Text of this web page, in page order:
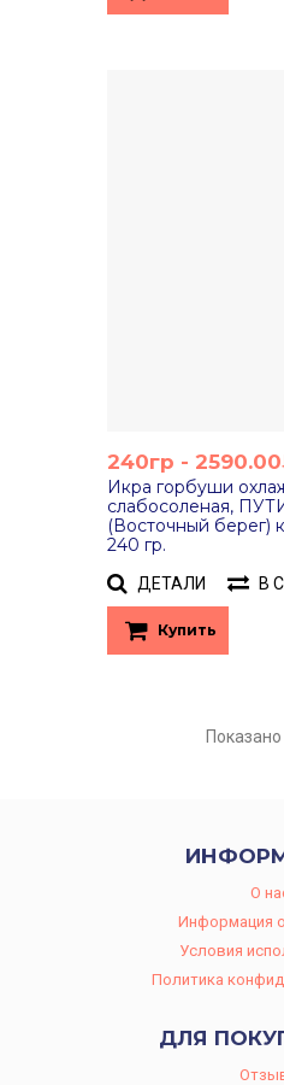
240гр -
Икра горбуши
слабосоленая,
(Восточный берег)
240 гр.
ДЕТАЛИ В
Купить
O
Информация
Условия
Политика
ДЛЯ